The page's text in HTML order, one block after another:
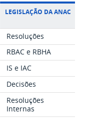
LEGISLAÇÃO DA ANAC
Resoluções
RBAC e RBHA
IS e IAC
Decisões
Resoluções
Internas